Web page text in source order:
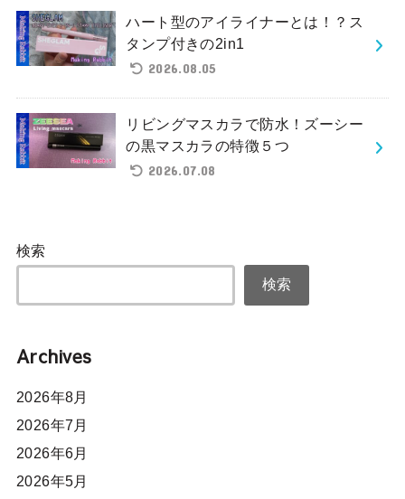
ハート型のアイライナーとは！？ス
タンプ付きの2in1
2026.08.05
リビングマスカラで防水！ズーシー
の黒マスカラの特徴５つ
2026.07.08
検索
検索
Archives
2026年8月
2026年7月
2026年6月
2026年5月